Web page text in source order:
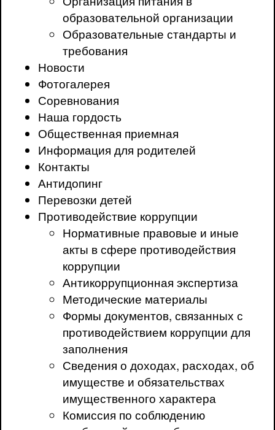
образовательной организации
Образовательные стандарты и
требования
Новости
Фотогалерея
Соревнования
Наша гордость
Общественная приемная
Информация для родителей
Контакты
Антидопинг
Перевозки детей
Противодействие коррупции
Нормативные правовые и иные
акты в сфере противодействия
коррупции
Антикоррупционная экспертиза
Методические материалы
Формы документов, связанных с
противодействием коррупции для
заполнения
Сведения о доходах, расходах, об
имуществе и обязательствах
имущественного характера
Комиссия по соблюдению